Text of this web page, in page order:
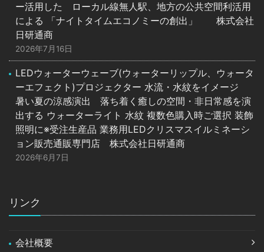
ー活用した ローカル線無人駅、地方の公共空間利活用
による 「ナイトタイムエコノミーの創出」 株式会社
日研通商
2026年7月16日
LEDウォーターウェーブ(ウォーターリップル、ウォータ
ーエフェクト)プロジェクター 水流・水紋をイメージ
暑い夏の涼感演出 落ち着く癒しの空間・非日常感を演
出する ウォーターライト 水紋 複数色購入時ご選択 装飾
照明に※受注生産品 業務用LEDクリスマスイルミネーシ
ョン販売通販専門店 株式会社日研通商
2026年6月7日
リンク
会社概要